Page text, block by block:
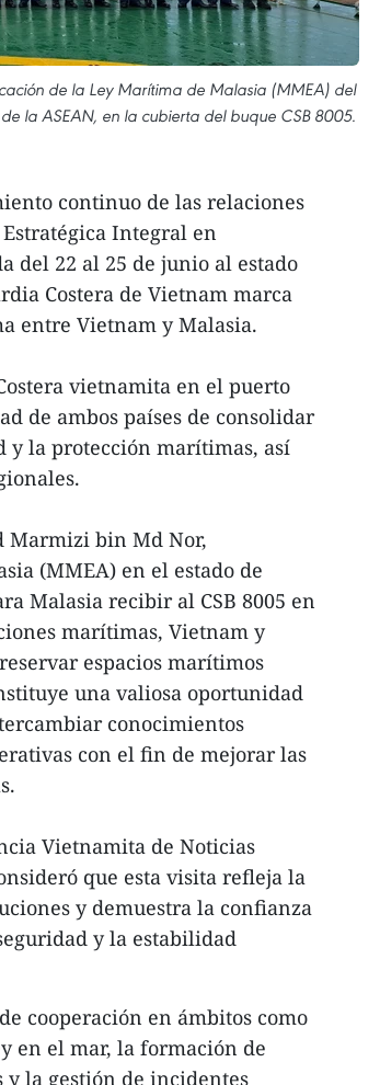
de la Ley Marítima de Malasia (MMEA) del
la ASEAN, en la cubierta del buque CSB 8005.
continuo de las relaciones
Integral en
del 22 al 25 de junio al estado
Costera de Vietnam marca
entre Vietnam y Malasia.
vietnamita en el puerto
de ambos países de consolidar
y la protección marítimas, así
Marmizi bin Md Nor,
(MMEA) en el estado de
Malasia recibir al CSB 8005 en
marítimas, Vietnam y
espacios marítimos
una valiosa oportunidad
conocimientos
con el fin de mejorar las
Vietnamita de Noticias
que esta visita refleja la
y demuestra la confianza
y la estabilidad
cooperación en ámbitos como
en el mar, la formación de
la gestión de incidentes